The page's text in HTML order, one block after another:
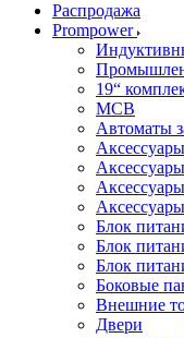
Распродажа
Prompower
19“
MCB
Автоматы
Аксессуары
Блок
Блок
Блок
Боковые
Внешние
Двери